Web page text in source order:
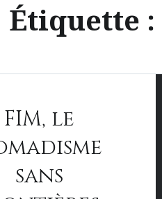
Étiquette :
FIM, le
sans